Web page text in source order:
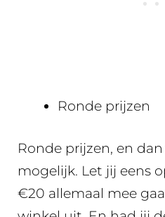
Ronde prijzen
Ronde prijzen, en
mogelijk. Let jij eens
€20 allemaal mee